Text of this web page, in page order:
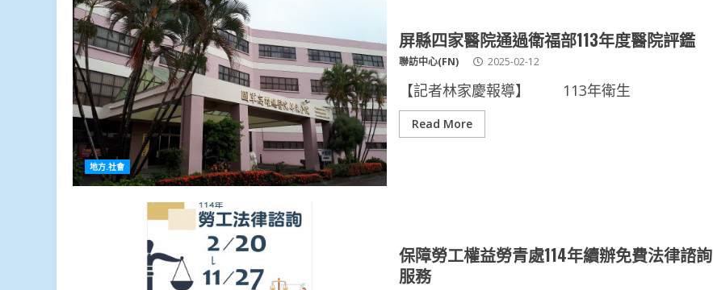
地方.社會
屏縣四家醫院通過衛福部113年度醫院評鑑
聯訪中心(FN) 2025-02-12
【記者林家慶報導】 113年衛生
Read More
保障勞工權益勞青處114年續辦免費法律諮詢
服務